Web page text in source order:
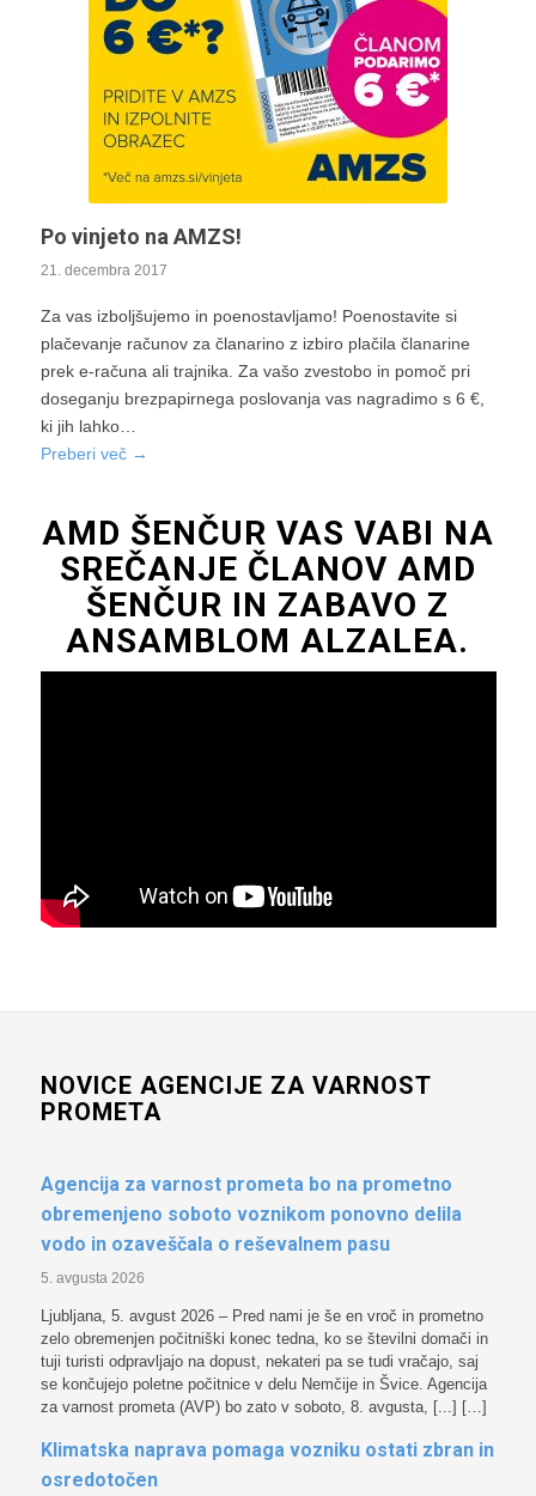
Po vinjeto na AMZS!
21. decembra 2017
Za vas izboljšujemo in poenostavljamo! Poenostavite si
plačevanje računov za članarino z izbiro plačila članarine
prek e-računa ali trajnika. Za vašo zvestobo in pomoč pri
doseganju brezpapirnega poslovanja vas nagradimo s 6 €,
ki jih lahko…
Preberi več→
AMD ŠENČUR VAS VABI NA
SREČANJE ČLANOV AMD
ŠENČUR IN ZABAVO Z
ANSAMBLOM ALZALEA.
NOVICE AGENCIJE ZA VARNOST
PROMETA
Agencija za varnost prometa bo na prometno
obremenjeno soboto voznikom ponovno delila
vodo in ozaveščala o reševalnem pasu
5. avgusta 2026
Ljubljana, 5. avgust 2026 – Pred nami je še en vroč in prometno
zelo obremenjen počitniški konec tedna, ko se številni domači in
tuji turisti odpravljajo na dopust, nekateri pa se tudi vračajo, saj
se končujejo poletne počitnice v delu Nemčije in Švice. Agencija
za varnost prometa (AVP) bo zato v soboto, 8. avgusta, [...] […]
Klimatska naprava pomaga vozniku ostati zbran in
osredotočen